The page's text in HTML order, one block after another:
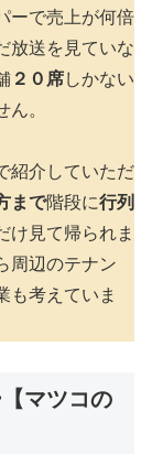
ーで売上が何倍
放送を見ていな
２０席しかない
。
紹介していただ
まで階段に行列
け見て帰られま
周辺のテナン
も考えていま
マツコの